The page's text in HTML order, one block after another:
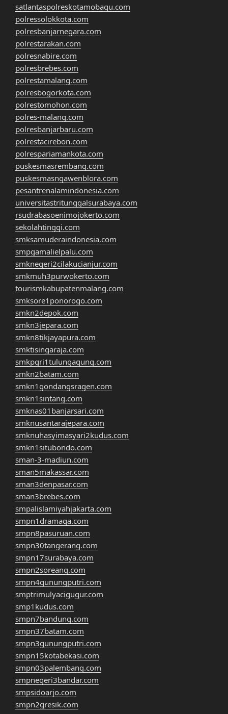
satlantaspolreskotamobagu.com
polressolokkota.com
polresbanjarnegara.com
polrestarakan.com
polresnabire.com
polresbrebes.com
polrestamalang.com
polresbogorkota.com
polrestomohon.com
polres-malang.com
polresbanjarbaru.com
polrestacirebon.com
polrespariamankota.com
puskesmasrembang.com
puskesmasngawenblora.com
pesantrenalamindonesia.com
universitastritunggalsurabaya.com
rsudrabasoenimojokerto.com
sekolahtinggi.com
smksamuderaindonesia.com
smpgamalielpalu.com
smknegeri2cilakucianjur.com
smkmuh3purwokerto.com
tourismkabupatenmalang.com
smksore1ponorogo.com
smkn2depok.com
smkn3jepara.com
smkn8tikjayapura.com
smktisingaraja.com
smkpgri1tulungagung.com
smkn2batam.com
smkn1gondangsragen.com
smkn1sintang.com
smknas01banjarsari.com
smknusantarajepara.com
smknuhasyimasyari2kudus.com
smkn1situbondo.com
sman-3-madiun.com
sman5makassar.com
sman3denpasar.com
sman3brebes.com
smpalislamiyahjakarta.com
smpn1dramaga.com
smpn8pasuruan.com
smpn30tangerang.com
smpn17surabaya.com
smpn2soreang.com
smpn4gunungputri.com
smptrimulyacigugur.com
smp1kudus.com
smpn7bandung.com
smpn37batam.com
smpn3gunungputri.com
smpn15kotabekasi.com
smpn03palembang.com
smpnegeri3bandar.com
smpsidoarjo.com
smpn2gresik.com